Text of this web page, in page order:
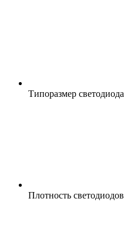
Типоразмер светодиода
Плотность светодиодов